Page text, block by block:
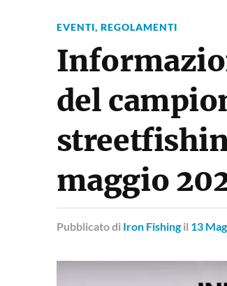
EVENTI, REGOLAMENTI
del
maggio
Pubblicatodi Iron Fishing il 13